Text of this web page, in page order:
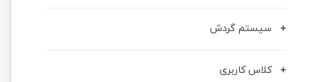
سیستم گردش
کلاس کاربری